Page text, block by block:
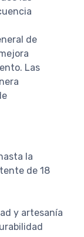
de
Las
la
de 18
y artesanía